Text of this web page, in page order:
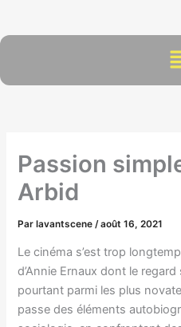
contenu
Passion
Arbid
Parlavantscene /août 16, 2021
Le cinéma s’est trop
d’Annie Ernaux dont le
pourtant parmi les plus
passe des éléments